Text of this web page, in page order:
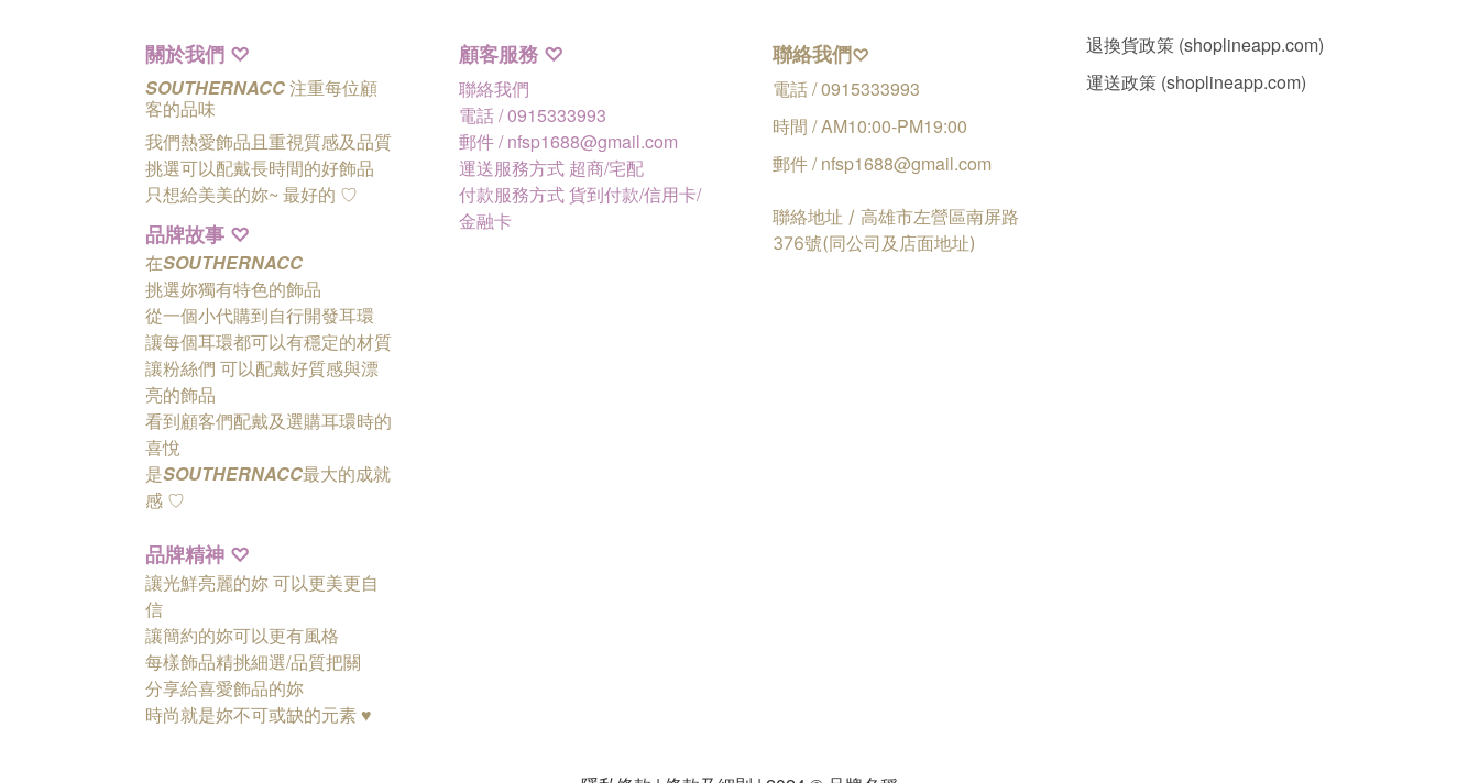
關於我們 ♡
SOUTHERNACC注重每位顧
客的品味
我們熱愛飾品且重視質感及品質
挑選可以配戴長時間的好飾品
只想給美美的妳~ 最好的 ♡
品牌故事 ♡
在SOUTHERNACC
挑選妳獨有特色的飾品
從一個小代購到自行開發耳環
讓每個耳環都可以有穩定的材質
讓粉絲們 可以配戴好質感與漂
亮的飾品
看到顧客們配戴及選購耳環時的
喜悅
是SOUTHERNACC最大的成就
感 ♡
品牌精神 ♡
讓光鮮亮麗的妳 可以更美更自
信
讓簡約的妳可以更有風格
每樣飾品精挑細選/品質把關
分享給喜愛飾品的妳
時尚就是妳不可或缺的元素 ♥
顧客服務 ♡
聯絡我們
電話 / 0915333993
郵件 / nfsp1688@gmail.com
運送服務方式 超商/宅配
付款服務方式 貨到付款/信用卡/
金融卡
聯絡我們♡
電話 / 0915333993
時間 / AM10:00-PM19:00
郵件 / nfsp1688@gmail.com
聯絡地址 / 高雄市左營區南屏路
376號(同公司及店面地址)
退換貨政策 (shoplineapp.com)
運送政策 (shoplineapp.com)